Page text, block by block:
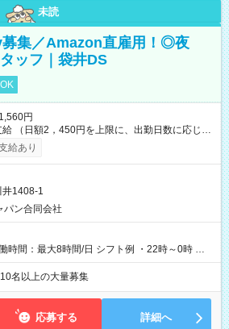
未読
集／Amazon直雇用！◎夜
ッフ｜袋井DS
円
（日額2，450円を上限に、出勤日数に応じて
い額の上限あり、手数料無料（Amazon負担）
給あり
井1408-1
パン合同会社
時間：最大8時間/日 シフト例 ・22時～0時 入
フトをご確認の上、申請してください。
名以上の大量募集
応募する 詳細へ